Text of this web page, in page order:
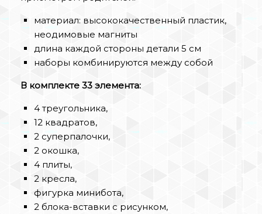
материал: высококачественный пластик,
неодимовые магниты
длина каждой стороны детали 5 см
наборы комбинируются между собой
В комплекте 33 элемента:
4 треугольника,
12 квадратов,
2 суперпалочки,
2 окошка,
4 плиты,
2 кресла,
фигурка минибота,
2 блока-вставки с рисунком,